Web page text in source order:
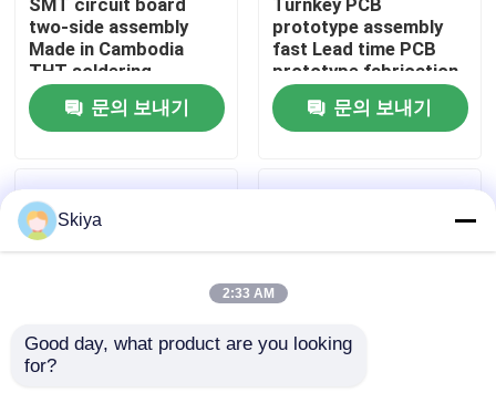
품질 관리
연락처
모든 케이스
SMT circuit board
two-side assembly
Made in Cambodia
THT soldering
문의 보내기
Turnkey PCB
prototype assembly
fast Lead time PCB
prototype fabrication
문의 보내기
Skiya
2:33 AM
Good day, what product are you looking
for?